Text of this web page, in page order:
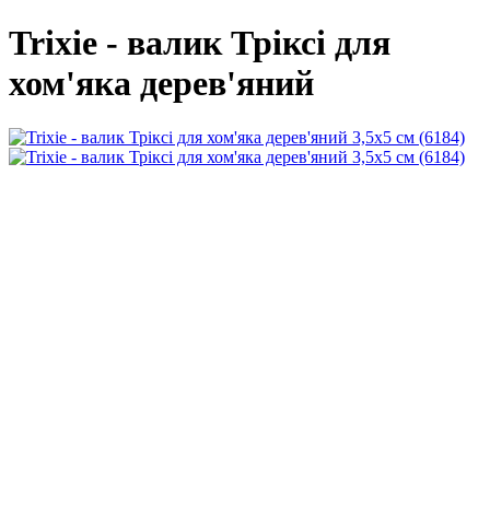
Trixie - валик Тріксі для
хом'яка дерев'яний